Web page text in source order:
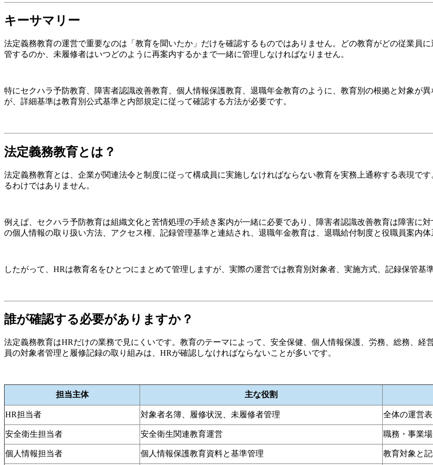
キーサマリー
法定義務教育の運営で重要なのは「教育を聞いたか」だけを確認するものではありません。どの教育がどの従業員
管するのか、未履修者はいつどのように再案内するかまで一緒に管理しなければなりません。
特にセクハラ予防教育、障害者認識改善教育、個人情報保護教育、退職年金教育のように、教育別の根拠と対象が
が、詳細基準は教育別公式基準と内部規定に従って確認する方法が必要です。
法定義務教育とは？
法定義務教育とは、企業が関連法令と制度に従って構成員に実施しなければならない教育を実務上通称する表現で
るわけではありません。
例えば、セクハラ予防教育は組織文化と苦情処理の手続き案内が一緒に必要であり、障害者認識改善教育は障害に
の個人情報の取り扱い方法、アクセス権、記録管理基準と連結され、退職年金教育は、退職給付制度と役職員案内体
したがって、HRは教育名をひとつにまとめて管理しますが、実際の運営では教育別対象者、実施方式、記録保管基
誰が確認する必要がありますか？
法定義務教育はHRだけの業務で見にくいです。教育のテーマによって、安全保健、個人情報保護、労務、総務、
員の対象者管理と履修記録の取り組みは、HRが確認しなければならないことが多いです。
担当主体 主な役割
HR担当者 対象者名簿、履修状況、未履修者管理 全体の運営
安全衛生担当者 安全衛生関連教育運営 職務・事業
個人情報担当者 個人情報保護教育資料と基準管理 教育対象と